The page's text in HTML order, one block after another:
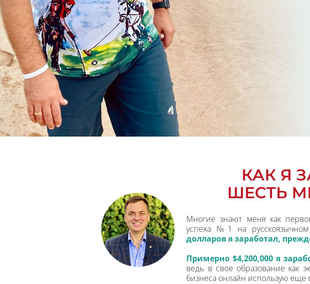
КАК Я
ШЕСТЬ
Многие знают меня как
успеха №1 на
долларов я заработал,
Примерно $4,200,000 я
ведь в свое образование как
бизнеса онлайн использую еще